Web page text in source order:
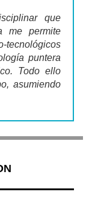
que
me permite
puntera
Todo ello
asumiendo